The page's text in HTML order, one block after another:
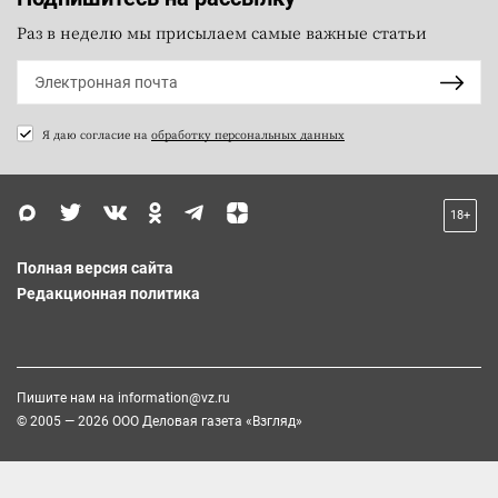
Раз в неделю мы присылаем самые важные статьи
Я даю согласие на обработку персональных данных
18+
Полная версия сайта
Редакционная политика
Пишите нам на information@vz.ru
© 2005 — 2026 ООО Деловая газета «Взгляд»